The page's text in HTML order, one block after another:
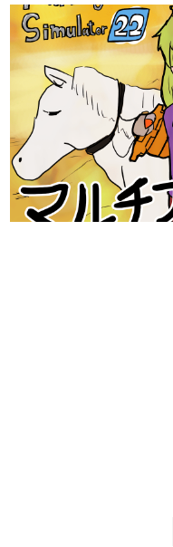
ゲームに多大
日本のコンテ
画です。
日本モバ
日本のモバ
ルを網羅する
解説を掲載。
若ゲのい
『うつヌケ』
一先生による
なんでゲ